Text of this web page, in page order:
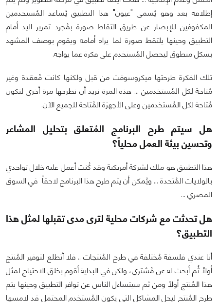
إطلاقه بعد وهو يُسمى "عيون" هذا التطبيق يٌساعد المُستخدمين
المكفوفين للإبصار عن طريق التقاط صورة بمُجرد تمرير اليد أمام
التطبيق وحينها يلتقط صورة لما يراه أمامه ويقوم بوصف المشهد
بشكل منطوق ليحصل المُستخدم على فكرة عما يواجه.
تلك الفكرة طرحتها ميكروسوفت من قبل ولكنها كانت مُعقدة وغير
مُتاحة لكل المُستخدمين ... هذه المرة نريد أن نطرحها مرة أخرى لتكون
مُتاحة لكل المُستخدمين وعلى الأجهزة المُتاحة للجميع الآن.
هل سيتم طرح البرنامج المُتعلق بتحليل المشاعر
وتحسين بيئة العمل محلياً؟
هذا التطبيق هو ملك لشركة أمريكية وقد كُنت أعمل عليه خلال تواجدي
بالولايات المُتحدة ... ويُمكن أن يتم طرح هذا البرنامج لاحقاً في السوق
المصري ...
هل تحدثت مع شركات محلية لترى مدى تقبلها لمثل هذا
التطبيق؟
أنا عندي فلسفة مُختلفة في طرح المُنتجات .. فلا أتطلع لتوفير المُنتج
أولاً ثُم أبحث له عن مُشتري، ولكن في البداية أقوم بخلق الاحتياج لمثل
هذا المُنتج أولاً ومن ثم سيتساءل الناس عن توافر التطبيق وحينها يتم
طرح المُنتج ليحل المشاكل التي يكون المُستخدم المحتمل قد لامسها